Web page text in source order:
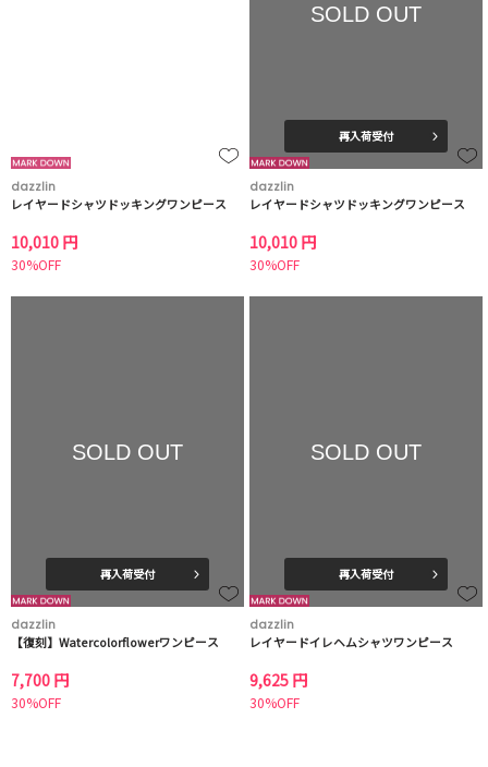
dazzlin
レイヤードシャツドッキングワンピース
10,010 円
30%OFF
SOLD OUT
再入荷受付
dazzlin
レイヤードシャツドッキングワンピース
10,010 円
30%OFF
SOLD OUT
再入荷受付
dazzlin
【復刻】Watercolorflowerワンピース
7,700 円
30%OFF
SOLD OUT
再入荷受付
dazzlin
レイヤードイレヘムシャツワンピース
9,625 円
30%OFF